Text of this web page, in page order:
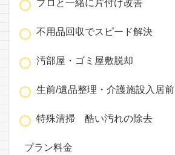
プロと一緒に片付け改善
不用品回収でスピード解決
汚部屋・ゴミ屋敷脱却
生前/遺品整理・介護施設入居前
特殊清掃 酷い汚れの除去
プラン料金